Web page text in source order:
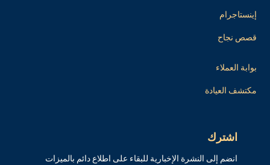
إينستاجرام
قصص نجاح
بوابة العملاء
مكتشف العيادة
اشترك
انضم إلى النشرة الإخبارية للبقاء على اطلاع دائم بالميزات